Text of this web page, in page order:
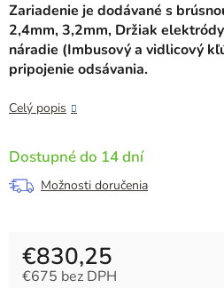
Zariadenie je dodávané s
2,4mm, 3,2mm, Držiak
náradie (Imbusový a vidlicový
pripojenie odsávania.
Celý popis
Dostupné do 14 dní
Možnosti doručenia
€830,25
€675 bez DPH